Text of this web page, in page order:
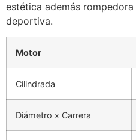
estética además
deportiva.
Motor
Cilindrada
Diámetro x Carrera